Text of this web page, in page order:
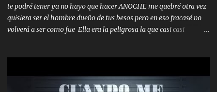
te podré tener ya no hayo que hacer ANOCHE me quebré otra vez
quisiera ser el hombre dueño de tus besos pero en eso fracasé no
volverá a ser como fue Ella era la peligrosa la que casi casi
Música Amar me duele estoy rodeado de mujeres pero solo
quieren billetes y yo que solo ocupo verte Recuerdo echábamos